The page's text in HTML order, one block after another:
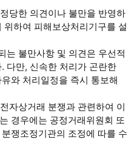
당한 의견이나 불만을 반영하
하여 피해보상처리기구를 설
는 불만사항 및 의견은 우선적
다만, 신속한 처리가 곤란한
와 처리일정을 즉시 통보해
자상거래 분쟁과 관련하여 이
경우에는 공정거래위원회 또
쟁조정기관의 조정에 따를 수